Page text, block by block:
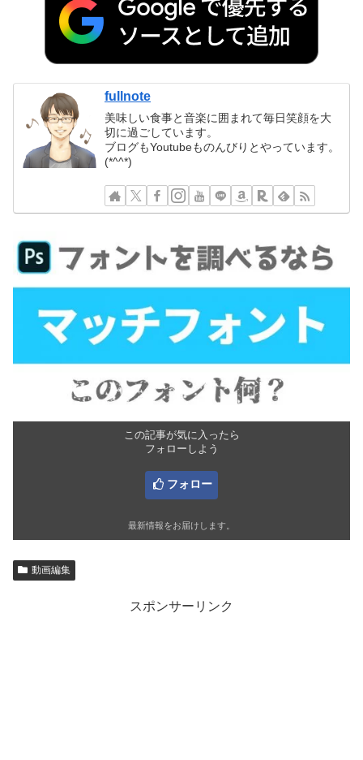
fullnote
美味しい食事と音楽に囲まれて毎日笑顔を大
切に過ごしています。
ブログもYoutubeものんびりとやっています。
(*^^*)
この記事が気に入ったら
フォローしよう
フォロー
最新情報をお届けします。
動画編集
スポンサーリンク